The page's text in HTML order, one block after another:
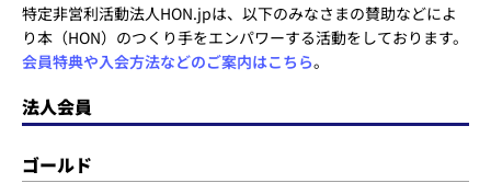
特定非営利活動法人HON.jpは、以下のみなさまの賛助などによ
り本（HON）のつくり手をエンパワーする活動をしております。
会員特典や入会方法などのご案内はこちら。
法人会員
ゴールド